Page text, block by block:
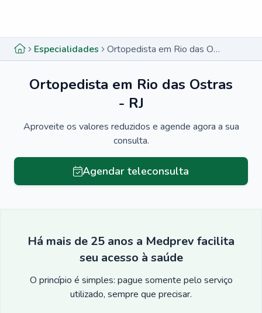
Especialidades Ortopedista em Rio das Ostras - RJ
Ortopedista em Rio das Ostras
- RJ
Aproveite os valores reduzidos e agende agora a sua
consulta.
Agendar teleconsulta
Há mais de 25 anos a Medprev facilita
seu acesso à saúde
O princípio é simples: pague somente pelo serviço
utilizado, sempre que precisar.